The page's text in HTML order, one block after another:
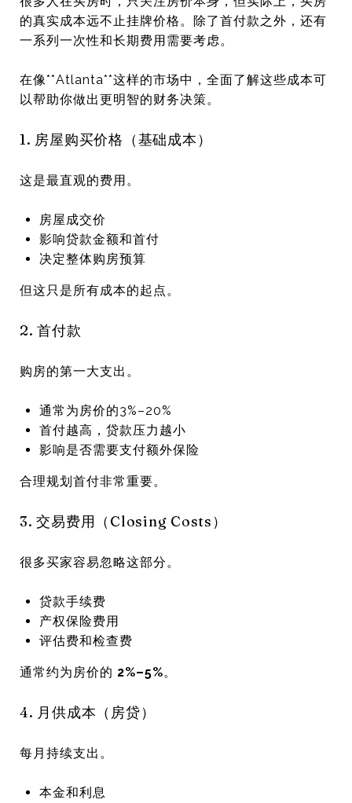
的真实成本远不止挂牌价格。除了首付款之外，还有
一系列一次性和长期费用需要考虑。
在像**Atlanta**这样的市场中，全面了解这些成本可
以帮助你做出更明智的财务决策。
1. 房屋购买价格（基础成本）
这是最直观的费用。
房屋成交价
影响贷款金额和首付
决定整体购房预算
但这只是所有成本的起点。
2. 首付款
购房的第一大支出。
通常为房价的3%–20%
首付越高，贷款压力越小
影响是否需要支付额外保险
合理规划首付非常重要。
3. 交易费用（Closing Costs）
很多买家容易忽略这部分。
贷款手续费
产权保险费用
评估费和检查费
通常约为房价的 2%–5%。
4. 月供成本（房贷）
每月持续支出。
本金和利息